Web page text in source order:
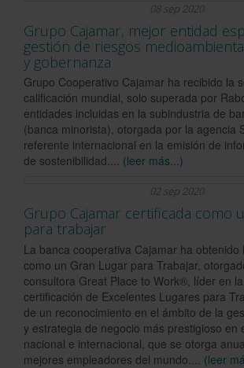
08 sep 2020
Grupo Cajamar, mejor entidad
gestión de riesgos
y gobernanza
Grupo Cooperativo Cajamar ha recibido la
calificación mundial, solo superada por
entidades incluidas en la subindustria de
(banca minorista), otorgada por la agencia
referente internacional en la emisión de
de sostenibilidad.... (leer más...)
02 sep 2020
Grupo Cajamar certificada como
para trabajar
La banca cooperativa Cajamar ha obtenido
como un Gran Lugar para Trabajar,
consultora Great Place to Work®, líder en
certificación de Excelentes Lugares para
de un reconocimiento en el ámbito de la
y estrategia de negocio más prestigioso en
nacional e internacional, que se otorga
mejores empleadores del mundo.... (leer